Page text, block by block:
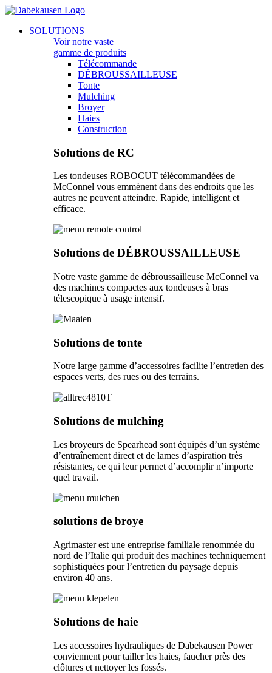
Aller
contenu
Main
SOLUTIONS
Voir notre vaste
gamme de produits
Télécommande
DÉBROUSSAILLEUSE
Tonte
Mulching
Broyer
Haies
Construction
Solutions de RC
Les tondeuses ROBOCUT télécommandées de
McConnel vous emmènent dans des endroits que les
autres ne peuvent atteindre. Rapide, intelligent et
efficace.
Solutions de DÉBROUSSAILLEUSE
Notre vaste gamme de débroussailleuse McConnel va
des machines compactes aux tondeuses à bras
télescopique à usage intensif.
Solutions de tonte
Notre large gamme d’accessoires facilite l’entretien des
espaces verts, des rues ou des terrains.
Solutions de mulching
Les broyeurs de Spearhead sont équipés d’un système
d’entraînement direct et de lames d’aspiration très
résistantes, ce qui leur permet d’accomplir n’importe
quel travail.
solutions de broye
Agrimaster est une entreprise familiale renommée du
nord de l’Italie qui produit des machines techniquement
sophistiquées pour l’entretien du paysage depuis
environ 40 ans.
Solutions de haie
Les accessoires hydrauliques de Dabekausen Power
conviennent pour tailler les haies, faucher près des
clôtures et nettoyer les fossés.